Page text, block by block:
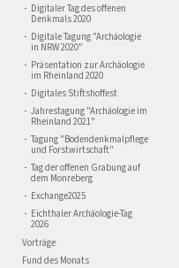
Digitaler Tag des offenen
Denkmals 2020
Digitale Tagung "Archäologie
in NRW 2020"
Präsentation zur Archäologie
im Rheinland 2020
Digitales Stiftshoffest
Jahrestagung "Archäologie im
Rheinland 2021"
Tagung "Bodendenkmalpflege
und Forstwirtschaft"
Tag der offenen Grabung auf
dem Monreberg
Exchange2025
Eichthaler Archäologie-Tag
2026
Vorträge
Fund des Monats